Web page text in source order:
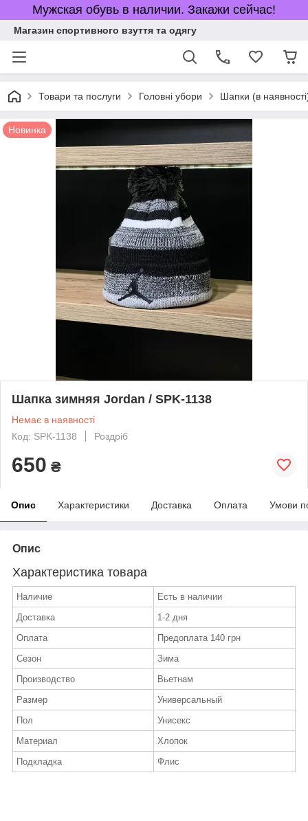
Мужская обувь в наличии. Закажи сейчас!
Магазин спортивного взуття та одягу
Товари та послуги Головні убори Шапки (в
Новинка
Шапка зимняя Jordan / SPK-1138
Немає в наявності
Код: SPK-1138
Роздріб
650 ₴
Опис Характеристики Доставка Оплата Умови
Опис
Характеристика товара
Наличие
Есть в наличии
Доставка
1-2 дня
Оплата
Предоплата 140 грн
Сезон
Зима
Производство
Вьетнам
Размер
Универсальный
Пол
Унисекс
Материал
Хлопок
Подкладка
Флис